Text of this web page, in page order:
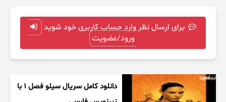
برای ارسال نظر وارد حساب کاربری خود شوید
ورود/عضویت
دانلود کامل سریال سیلو فصل ۱ با